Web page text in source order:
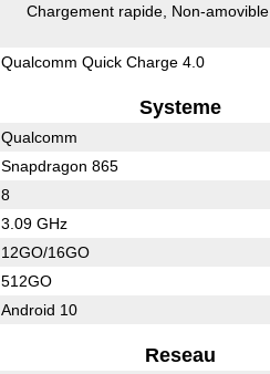
Chargement rapide Non-amovible
Qualcomm Quick Charge 4.0
Systeme
Qualcomm
Snapdragon 865
8
3.09 GHz
12GO/16GO
512GO
Android 10
Reseau